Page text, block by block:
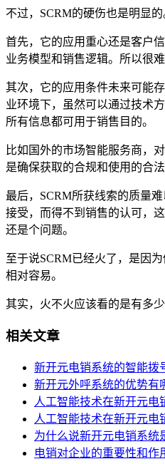
不过，SCRM的硬伤也是明显的
首先，它的应用重心还是客户
业务模型和销售逻辑。所以很
其次，它的应用条件未来可能
业环境下，虽然可以通过技术
所有信息都可用于销售目的。
比如国外的市场智能服务商，
是确保获取的合规和使用的合
最后，SCRM所获线索的质量
接受，而得不到销售的认可，
还是个问题。
至于说SCRM已经火了，是因
相对容易。
其实，火不火应该看的是有多
相关文章
新开元电销系统的智能拨
新开元外呼系统的优势有
人工智能技术在新开元电
人工智能技术在新开元电
为什么说新开元电销系统
电销对企业的重要性和作